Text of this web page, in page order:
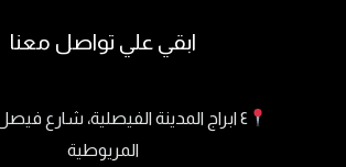
ابقي علي تواصل معنا
٤ ابراج المدينة الفيصلية، شارع فيصل
المريوطية